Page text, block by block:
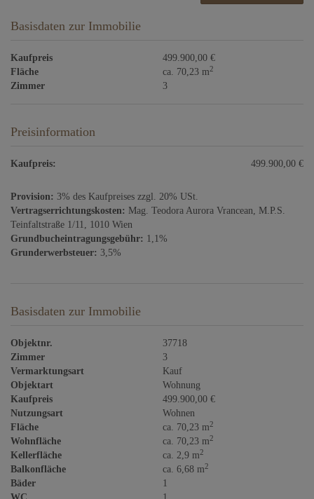
Basisdaten zur Immobilie
Kaufpreis
499.900,00 €
Fläche
ca. 70,23 m2
Zimmer 3
Preisinformation
Kaufpreis: 499.900,00 €
Provision: 3% des Kaufpreises zzgl. 20% USt.
Vertragserrichtungskosten: Mag. Teodora Aurora Vrancean, M.P.S.
Teinfaltstraße 1/11, 1010 Wien
Grundbucheintragungsgebühr: 1,1%
Grunderwerbsteuer: 3,5%
Basisdaten zur Immobilie
Objektnr.
37718
Zimmer
3
Vermarktungsart
Kauf
Objektart
Wohnung
Kaufpreis
499.900,00 €
Nutzungsart
Wohnen
Fläche
ca. 70,23 m2
Wohnfläche ca. 70,23 m2
Kellerfläche ca. 2,9 m2
Balkonfläche ca. 6,68 m2
Bäder
1